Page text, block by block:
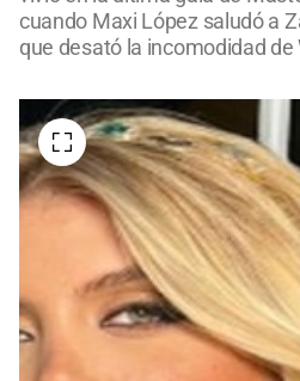
cuando Maxi López saludó a
que desató la incomodidad de